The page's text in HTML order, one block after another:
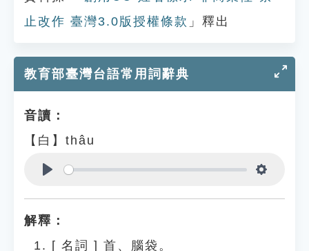
止改作 臺灣3.0版授權條款 」釋出
教育部臺灣台語常用詞辭典
音讀：
【白】thâu
解釋：
[ 名詞 ] 首、腦袋。